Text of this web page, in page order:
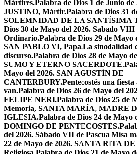
Mártires.Palabra de Dios 1 de Junio
JUSTINO, Mártir.Palabra de Dios 31
SOLEMNIDAD DE LA SANTÍSIMA
Dios 30 de Mayo del 2026. Sabado VIII
Ordinario.Palabra de Dios 29 de Mayo
SAN PABLO VI, Papa.La sinodalidad
discurso.Palabra de Dios 28 de Mayo
SUMO Y ETERNO SACERDOTE.
Mayo del 2026. SAN AGUSTÍN DE
CANTERBURY.Pentecostés una fiesta
van.Palabra de Dios 26 de Mayo del
FELIPE NERI.Palabra de Dios 25 de
Memoria, SANTA MARÍA, MADRE
IGLESIA.Palabra de Dios 24 de Mayo
DOMINGO DE PENTECOSTÉS.
del 2026. Sábado VII de Pascua Misa
22 de Mayo de 2026. SANTA RITA